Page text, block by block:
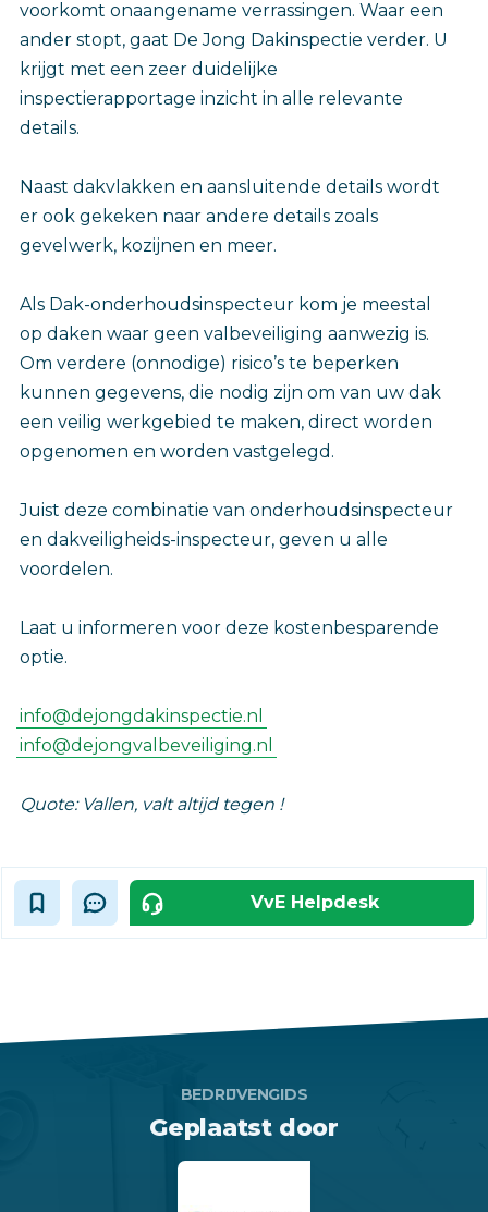
voorkomt onaangename verrassingen. Waar een
ander stopt, gaat De Jong Dakinspectie verder. U
krijgt met een zeer duidelijke
inspectierapportage inzicht in alle relevante
details.
Naast dakvlakken en aansluitende details wordt
er ook gekeken naar andere details zoals
gevelwerk, kozijnen en meer.
Als Dak-onderhoudsinspecteur kom je meestal
op daken waar geen valbeveiliging aanwezig is.
Om verdere (onnodige) risico’s te beperken
kunnen gegevens, die nodig zijn om van uw dak
een veilig werkgebied te maken, direct worden
opgenomen en worden vastgelegd.
Juist deze combinatie van onderhoudsinspecteur
en dakveiligheids-inspecteur, geven u alle
voordelen.
Laat u informeren voor deze kostenbesparende
optie.
info@dejongdakinspectie.nl
info@dejongvalbeveiliging.nl
Quote: Vallen, valt altijd tegen !
VvE Helpdesk
BEDRIJVENGIDS
Geplaatst door